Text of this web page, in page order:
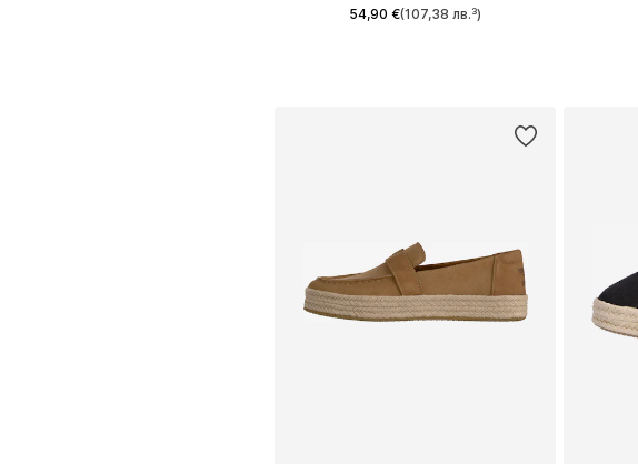
54,90 €(107,38 лв.³)